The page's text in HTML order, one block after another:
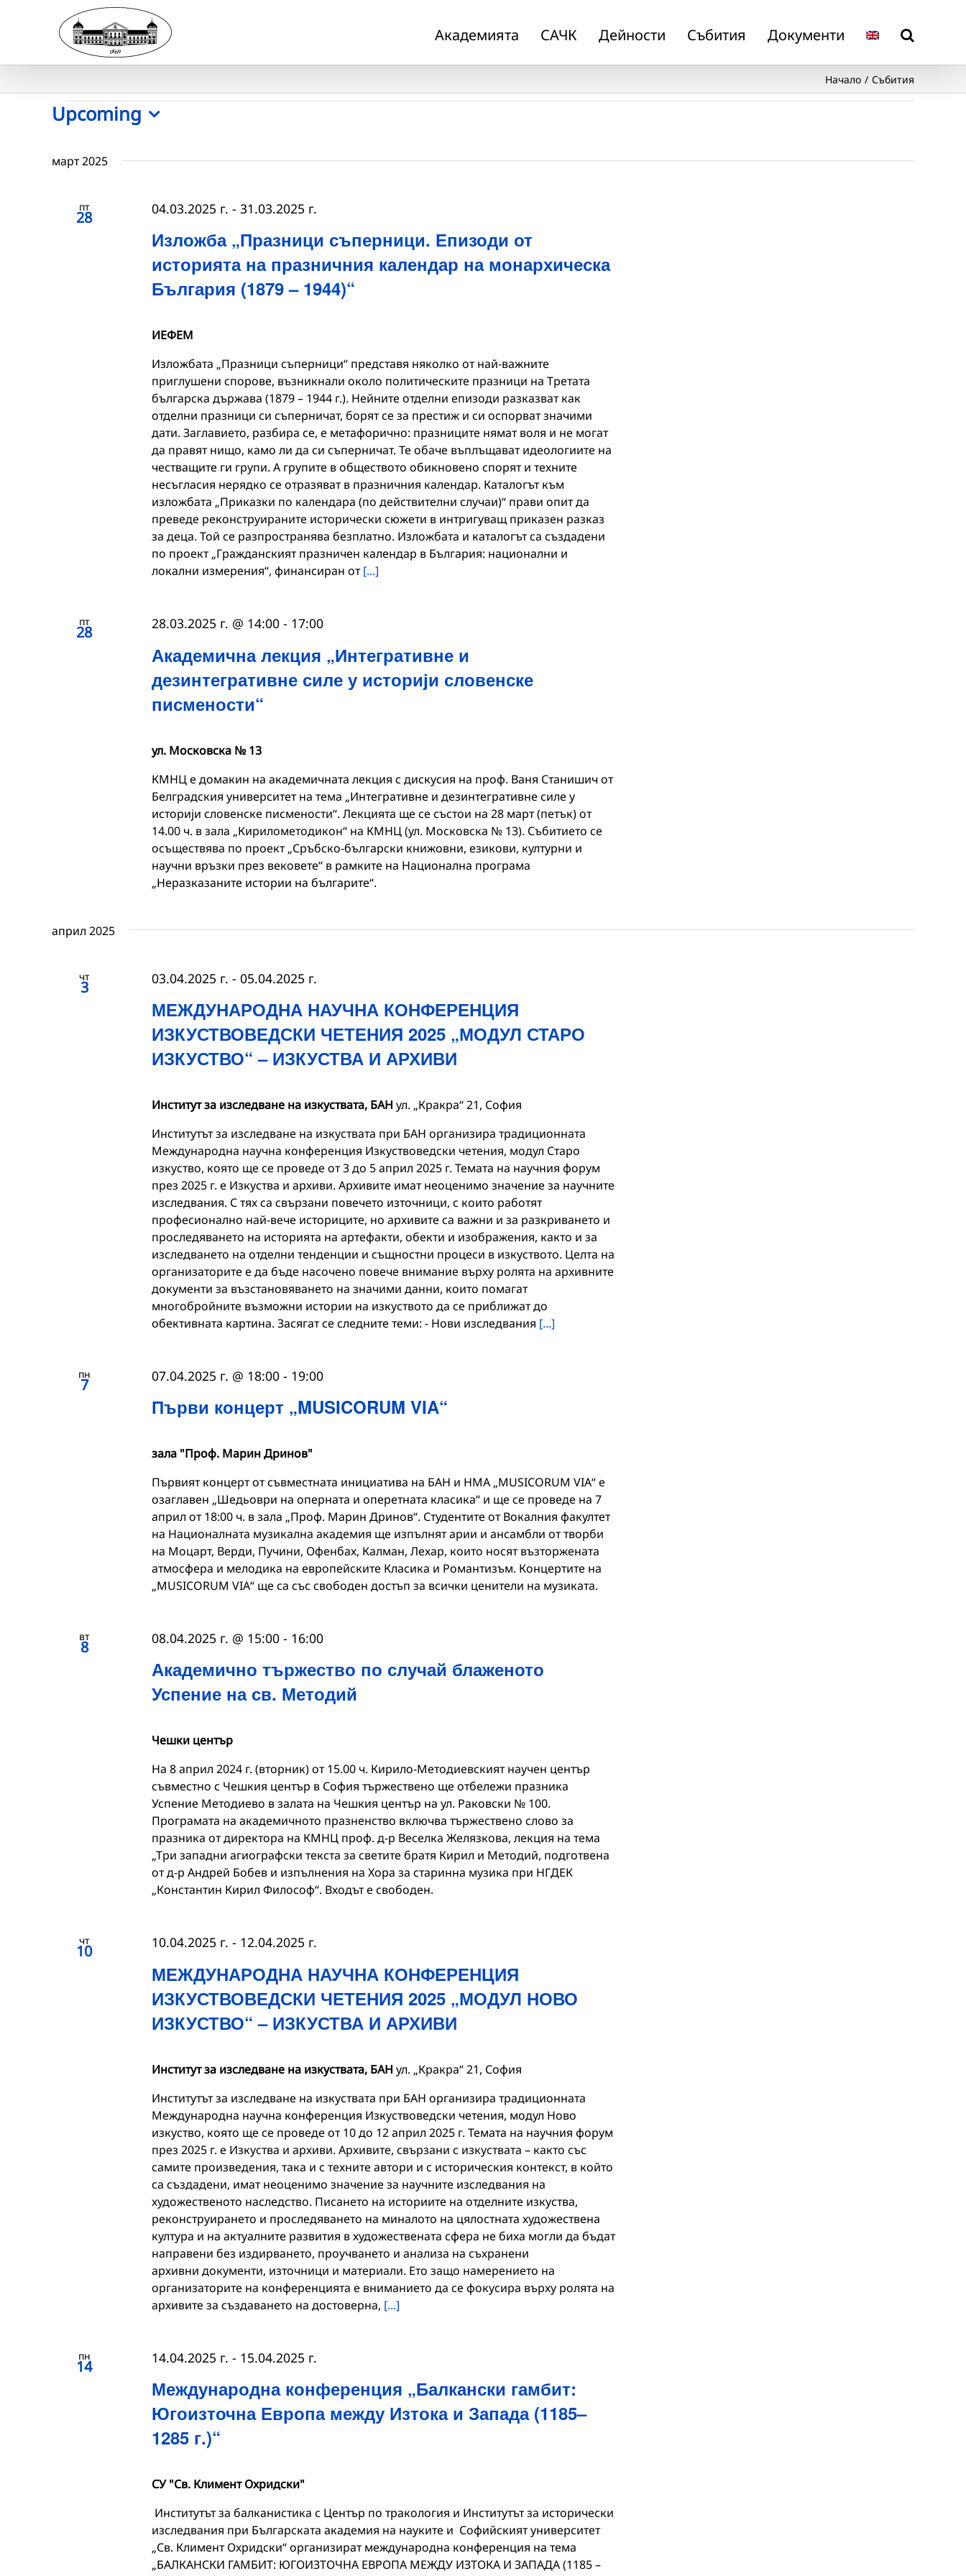
Академията САЧК Дейности Събития Документи
Начало Събития
Събития
Upcoming
date.
март 2025
пт
28
Изложба „Празници съперници. Епизоди от
историята на празничния календар на монархическа
България (1879 – 1944)“
04.03.2025 г. - 31.03.2025 г.
ИЕФЕМ
Изложбата „Празници съперници“ представя няколко от най-важните
приглушени спорове, възникнали около политическите празници на Третата
българска държава (1879 – 1944 г.). Нейните отделни епизоди разказват как
отделни празници си съперничат, борят се за престиж и си оспорват значими
дати. Заглавието, разбира се, е метафорично: празниците нямат воля и не могат
да правят нищо, камо ли да си съперничат. Те обаче въплъщават идеологиите на
честващите ги групи. А групите в обществото обикновено спорят и техните
несъгласия нерядко се отразяват в празничния календар. Каталогът към
изложбата „Приказки по календара (по действителни случаи)“ прави опит да
преведе реконструираните исторически сюжети в интригуващ приказен разказ
за деца. Той се разпространява безплатно. Изложбата и каталогът са създадени
по проект „Гражданският празничен календар в България: национални и
локални измерения“, финансиран от[...]
пт
28
Академична лекция „Интегративне и
дезинтегративне силе у историји словенске
писмености“
28.03.2025 г. @ 14:00- 17:00
ул. Московска № 13
КМНЦ е домакин на академичната лекция с дискусия на проф. Ваня Станишич от
Белградския университет на тема „Интегративне и дезинтегративне силе у
историји словенске писмености“. Лекцията ще се състои на 28 март (петък) от
14.00 ч. в зала „Кирилометодикон“ на КМНЦ (ул. Московска № 13). Събитието се
осъществява по проект „Сръбско-български книжовни, езикови, културни и
научни връзки през вековете“ в рамките на Национална програма
„Неразказаните истории на българите“.
април 2025
чт
3
МЕЖДУНАРОДНА НАУЧНА КОНФЕРЕНЦИЯ
ИЗКУСТВОВЕДСКИ ЧЕТЕНИЯ 2025 „МОДУЛ СТАРО
ИЗКУСТВО“ – ИЗКУСТВА И АРХИВИ
03.04.2025 г. - 05.04.2025 г.
Институт за изследване на изкуствата, БАН ул. „Кракра“ 21, София
Институтът за изследване на изкуствата при БАН организира традиционната
Международна научна конференция Изкуствоведски четения, модул Старо
изкуство, която ще се проведе от 3 до 5 април 2025 г. Темата на научния форум
през 2025 г. е Изкуства и архиви. Архивите имат неоценимо значение за научните
изследвания. С тях са свързани повечето източници, с които работят
професионално най-вече историците, но архивите са важни и за разкриването и
проследяването на историята на артефакти, обекти и изображения, както и за
изследването на отделни тенденции и същностни процеси в изкуството. Целта на
организаторите е да бъде насочено повече внимание върху ролята на архивните
документи за възстановяването на значими данни, които помагат
многобройните възможни истории на изкуството да се приближат до
обективната картина. Засягат се следните теми: - Нови изследвания [...]
пн
7
Първи концерт „MUSICORUM VIA“
07.04.2025 г. @ 18:00- 19:00
зала "Проф. Марин Дринов"
Първият концерт от съвместната инициатива на БАН и НМА „MUSICORUM VIA“ е
озаглавен „Шедьоври на оперната и оперетната класика“ и ще се проведе на 7
април от 18:00 ч. в зала „Проф. Марин Дринов“. Студентите от Вокалния факултет
на Националната музикална академия ще изпълнят арии и ансамбли от творби
на Моцарт, Верди, Пучини, Офенбах, Калман, Лехар, които носят възторжената
атмосфера и мелодика на европейските Класика и Романтизъм. Концертите на
„MUSICORUM VIA“ ще са със свободен достъп за всички ценители на музиката.
вт
8
Академично тържество по случай блаженото
Успение на св. Методий
08.04.2025 г. @ 15:00- 16:00
Чешки център
На 8 април 2024 г. (вторник) от 15.00 ч. Кирило-Методиевският научен център
съвместно с Чешкия център в София тържествено ще отбележи празника
Успение Методиево в залата на Чешкия център на ул. Раковски № 100.
Програмата на академичното празненство включва тържествено слово за
празника от директора на КМНЦ проф. д-р Веселка Желязкова, лекция на тема
„Три западни агиографски текста за светите братя Кирил и Методий, подготвена
от д-р Андрей Бобев и изпълнения на Хора за старинна музика при НГДЕК
„Константин Кирил Философ“. Входът е свободен.
чт
10
МЕЖДУНАРОДНА НАУЧНА КОНФЕРЕНЦИЯ
ИЗКУСТВОВЕДСКИ ЧЕТЕНИЯ 2025 „МОДУЛ НОВО
ИЗКУСТВО“ – ИЗКУСТВА И АРХИВИ
10.04.2025 г. - 12.04.2025 г.
Институт за изследване на изкуствата, БАН ул. „Кракра“ 21, София
Институтът за изследване на изкуствата при БАН организира традиционната
Международна научна конференция Изкуствоведски четения, модул Ново
изкуство, която ще се проведе от 10 до 12 април 2025 г. Темата на научния форум
през 2025 г. е Изкуства и архиви. Архивите, свързани с изкуствата – както със
самите произведения, така и с техните автори и с историческия контекст, в който
са създадени, имат неоценимо значение за научните изследвания на
художественото наследство. Писането на историите на отделните изкуства,
реконструирането и проследяването на миналото на цялостната художествена
култура и на актуалните развития в художествената сфера не биха могли да бъдат
направени без издирването, проучването и анализа на съхранени
архивни документи, източници и материали. Ето защо намерението на
организаторите на конференцията е вниманието да се фокусира върху ролята на
архивите за създаването на достоверна, [...]
пн
14
Международна конференция „Балкански гамбит:
Югоизточна Европа между Изтока и Запада (1185–
1285 г.)“
14.04.2025 г. - 15.04.2025 г.
СУ "Св. Климент Охридски"
Институтът за балканистика с Център по тракология и Институтът за исторически
изследвания при Българската академия на науките и Софийският университет
„Св. Климент Охридски“ организират международна конференция на тема
„БАЛКАНСКИ ГАМБИТ: ЮГОИЗТОЧНА ЕВРОПА МЕЖДУ ИЗТОКА И ЗАПАДА (1185 –